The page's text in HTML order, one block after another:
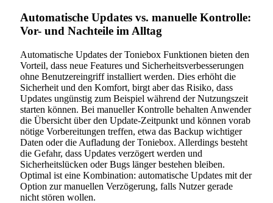
Automatische Updates vs. manuelle Kontrolle:
Vor- und Nachteile im Alltag
Automatische Updates der Toniebox Funktionen bieten den
Vorteil, dass neue Features und Sicherheitsverbesserungen
ohne Benutzereingriff installiert werden. Dies erhöht die
Sicherheit und den Komfort, birgt aber das Risiko, dass
Updates ungünstig zum Beispiel während der Nutzungszeit
starten können. Bei manueller Kontrolle behalten Anwender
die Übersicht über den Update-Zeitpunkt und können vorab
nötige Vorbereitungen treffen, etwa das Backup wichtiger
Daten oder die Aufladung der Toniebox. Allerdings besteht
die Gefahr, dass Updates verzögert werden und
Sicherheitslücken oder Bugs länger bestehen bleiben.
Optimal ist eine Kombination: automatische Updates mit der
Option zur manuellen Verzögerung, falls Nutzer gerade
nicht stören wollen.